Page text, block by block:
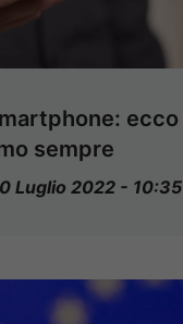
ecco
sempre
Luglio 2022 - 10:35